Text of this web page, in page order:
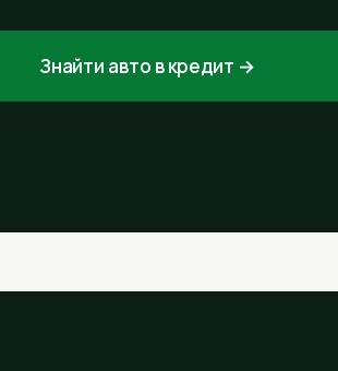
Знайти авто в кредит →